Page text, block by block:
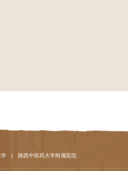
| 陕西中医药大学附属医院